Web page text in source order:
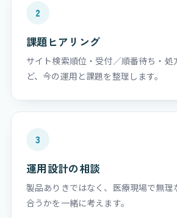
2
課題ヒアリング
サイト検索順位・受付／順番待ち・処
ど、今の運用と課題を整理します。
3
運用設計の相談
製品ありきではなく、医療現場で無理
合うかを一緒に考えます。